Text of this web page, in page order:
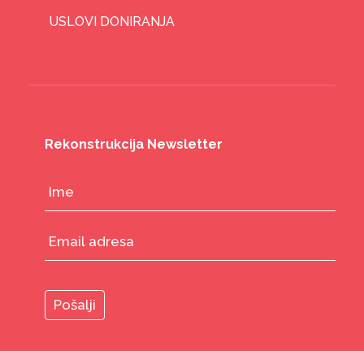
USLOVI DONIRANJA
Rekonstrukcija Newsletter